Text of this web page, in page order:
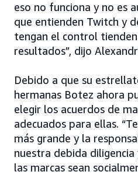
eso no funciona y no es
que entienden Twitch y
tengan el control
resultados”, dijo
Debido a que su
hermanas Botez ahora
elegir los acuerdos de
adecuados para ellas.
más grande y la
nuestra debida
las marcas sean